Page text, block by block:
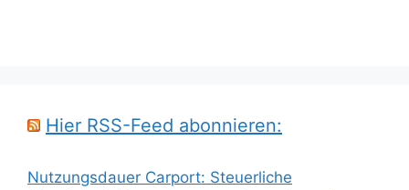
Hier RSS-Feed abonnieren:
Nutzungsdauer Carport: Steuerliche